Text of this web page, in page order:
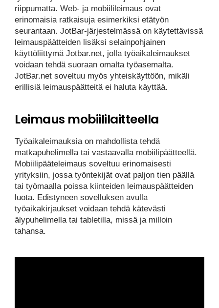
riippumatta. Web- ja mobiilileimaus ovat
erinomaisia ratkaisuja esimerkiksi etätyön
seurantaan. JotBar-järjestelmässä on käytettävissä
leimauspäätteiden lisäksi selainpohjainen
käyttöliittymä Jotbar.net, jolla työaikaleimaukset
voidaan tehdä suoraan omalta työasemalta.
JotBar.net soveltuu myös yhteiskäyttöön, mikäli
erillisiä leimauspäätteitä ei haluta käyttää.
Leimaus mobiililaitteella
Työaikaleimauksia on mahdollista tehdä
matkapuhelimella tai vastaavalla mobiilipäätteellä.
Mobiilipääteleimaus soveltuu erinomaisesti
yrityksiin, jossa työntekijät ovat paljon tien päällä
tai työmaalla poissa kiinteiden leimauspäätteiden
luota. Edistyneen sovelluksen avulla
työaikakirjaukset voidaan tehdä kätevästi
älypuhelimella tai tabletilla, missä ja milloin
tahansa.